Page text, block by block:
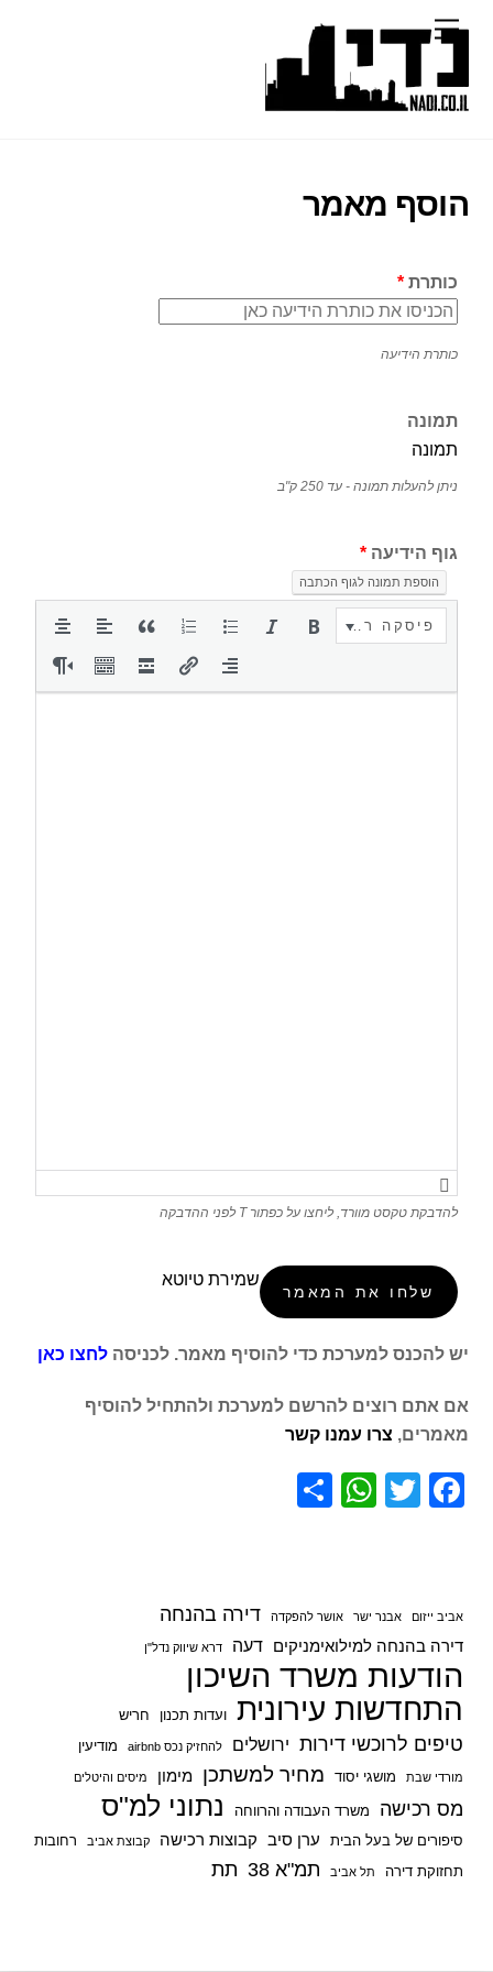
content
Menu
הוסף מאמר
כותרת*
כותרת הידיעה
תמונה
תמונה
ניתן להעלות תמונה - עד 250 ק"ב
גוף הידיעה*
הוספת תמונה לגוף הכתבה
פיסקה רגילה
להדבקת טקסט מוורד, ליחצו על כפתור T לפני ההדבקה
שמירת טיוטא
יש להכנס למערכת כדי להוסיף מאמר. לכניסהלחצו כאן
אם אתם רוצים להרשם למערכת ולהתחיל להוסיף
מאמרים, צרו עמנו קשר
F
b
o
o
k
T
W
A
p
p
אביב ייזום אבנר ישר אושר להפקדה דירה בהנחה
דירה בהנחה למילואימניקים דעה דרא שיווק נדל"ן
הודעות משרד השיכון
התחדשות עירונית ועדות תכנון חריש
טיפים לרוכשי דירות ירושלים להחזיק נכס airbnb מודיעין
מורדי שבת מושגי יסוד מחיר למשתכן מימון מיסים והיטלים
מס רכישה משרד העבודה והרווחה נתוני למ"ס
סיפורים של בעל הבית ערן סיב קבוצות רכישה קבוצת אביב
רחובות
תחזוקת דירה
תל אביב תמ"א 38 תת